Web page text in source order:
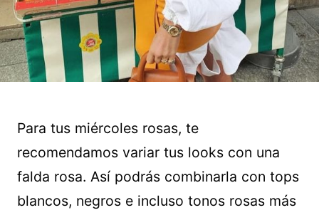
Para tus miércoles rosas, te
recomendamos variar tus looks con una
falda rosa. Así podrás combinarla con tops
blancos, negros e incluso tonos rosas más